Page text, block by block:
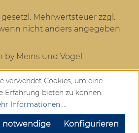
gesetzl. Mehrwertsteuer zzgl.
nicht anders angegeben.
by Meins und Vogel
verwendet Cookies, um eine
Erfahrung bieten zu können.
Informationen ...
notwendige Konfigurieren
/ 5)
bei: google.com, trustedshops.de, shopvote.de ⓘ
der Bewertungen